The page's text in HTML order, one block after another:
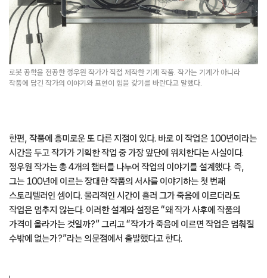
로봇 공학을 전공한 정우원 작가가 직접 제작한 기계 작품. 작가는 기계가 아니라
작품에 담긴 작가의 이야기와 표현이 힘을 갖기를 바란다고 말했다.
한편, 작품에 흥미로운 또 다른 지점이 있다. 바로 이 작업은 100년이라는
시간을 두고 작가가 기획한 작업 중 가장 앞단에 위치한다는 사실이다.
정우원 작가는 총 4개의 챕터를 나누어 작업의 이야기를 설계했다. 즉,
그는 100년에 이르는 장대한 작품의 서사를 이야기하는 첫 번째
스토리텔러인 셈이다. 물리적인 시간이 흘러 그가 죽음에 이르더라도
작업은 멈추지 않는다. 이러한 설계와 설정은 “왜 작가 사후에 작품의
가격이 올라가는 것일까?” 그리고 “작가가 죽음에 이르면 작업은 멈춰질
수밖에 없는가?”라는 의문점에서 출발했다고 한다.